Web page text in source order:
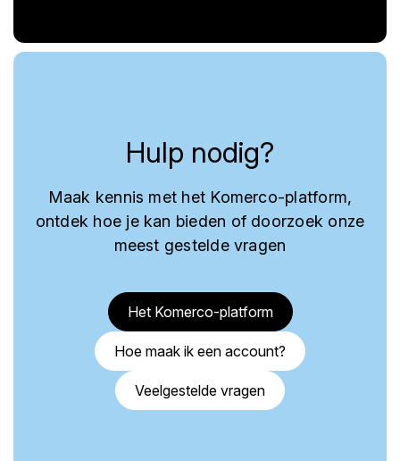
Hulp nodig?
Maak kennis met het Komerco-platform,
ontdek hoe je kan bieden of doorzoek onze
meest gestelde vragen
Het Komerco-platform
Hoe maak ik een account?
Veelgestelde vragen